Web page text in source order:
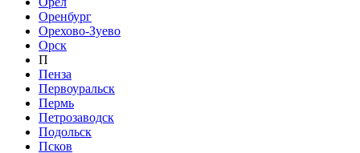
Оренбург
Орехово-Зуево
Орск
П
Пенза
Первоуральск
Пермь
Петрозаводск
Подольск
Псков